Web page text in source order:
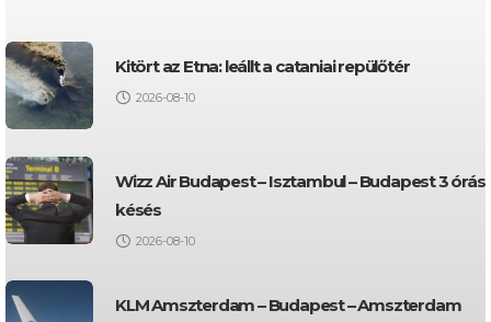
Kitört az Etna: leállt a cataniai repülőtér
2026-08-10
Wizz Air Budapest – Isztambul – Budapest 3 órás
késés
2026-08-10
KLM Amszterdam – Budapest – Amszterdam